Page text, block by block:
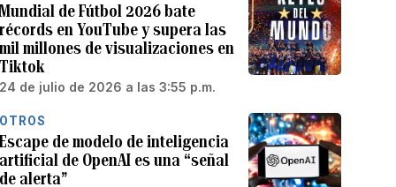
Mundial de Fútbol 2026 bate
récords en YouTube y supera las
mil millones de visualizaciones en
Tiktok
24 de julio de 2026 a las 3:55 p.m.
OTROS
Escape de modelo de inteligencia
artificial de OpenAI es una “señal
de alerta”